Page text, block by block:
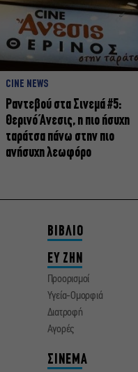
CINE NEWS
Ραντεβού στα Σινεμά #5:
Θερινό Άνεσις, η πιο ήσυχη
ταράτσα πάνω στην πιο
ανήσυχη λεωφόρο
ΒΙΒΛΙΟ
ΕΥ ΖΗΝ
Προορισμοί
Υγεία-Ομορφιά
Διατροφή
Αγορές
ΣΙΝΕΜΑ